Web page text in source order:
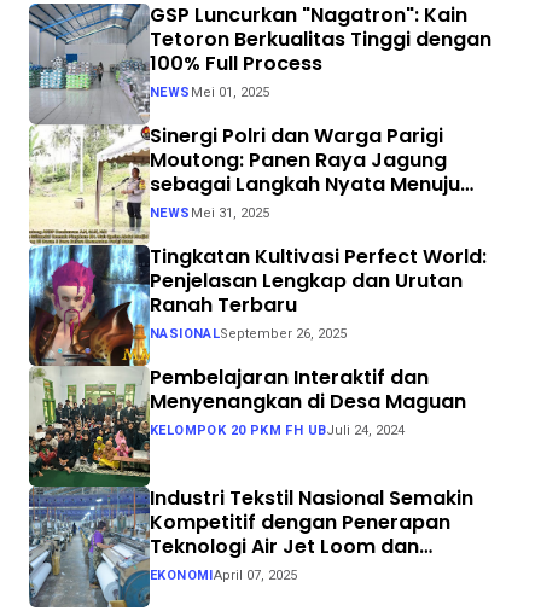
GSP Luncurkan "Nagatron": Kain
Tetoron Berkualitas Tinggi dengan
100% Full Process
NEWS Mei 01, 2025
Sinergi Polri dan Warga Parigi
Moutong: Panen Raya Jagung
sebagai Langkah Nyata Menuju
Swasembada Pangan
NEWS Mei 31, 2025
Tingkatan Kultivasi Perfect World:
Penjelasan Lengkap dan Urutan
Ranah Terbaru
NASIONALSeptember 26, 2025
Pembelajaran Interaktif dan
Menyenangkan di Desa Maguan
KELOMPOK 20 PKM FH UBJuli 24, 2024
Industri Tekstil Nasional Semakin
Kompetitif dengan Penerapan
Teknologi Air Jet Loom dan
Continuous Dyeing di CV. Garuda
Solo Perkasa
EKONOMI April 07, 2025